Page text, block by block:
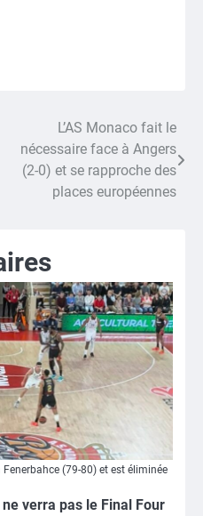
L’AS Monaco fait le
nécessaire face à Angers
(2-0) et se rapproche des
places européennes
Fenerbahce (79-80) et est éliminée
verra pas le Final Four